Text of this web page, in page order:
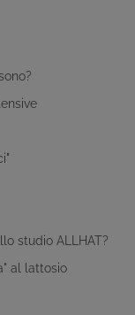
studio ALLHAT?
al lattosio